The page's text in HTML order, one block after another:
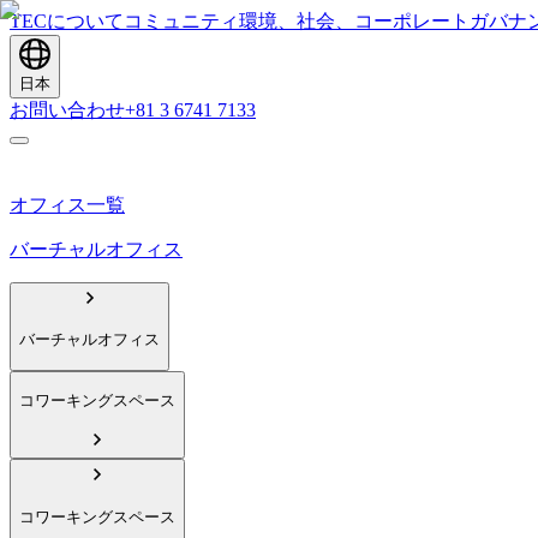
TECについて コミュニティ環境、社会、コーポレートガバナ
日本
お問い合わせ+81 3 6741 7133
オフィス一覧
バーチャルオフィス
バーチャルオフィス
コワーキングスペース
コワーキングスペース